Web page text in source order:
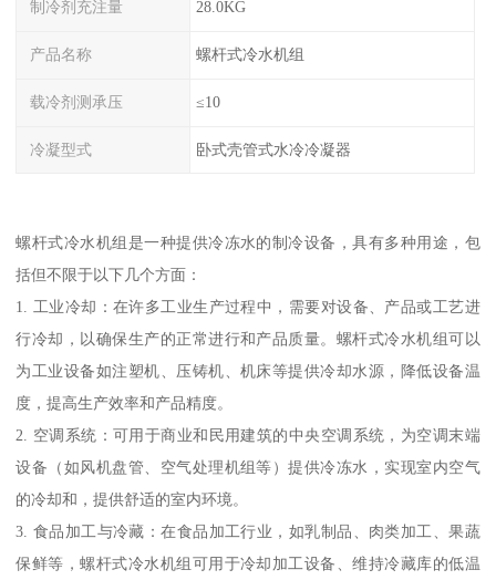
制冷剂充注量 28.0KG
产品名称 螺杆式冷水机组
载冷剂测承压 ≤10
冷凝型式 卧式壳管式水冷冷凝器
螺杆式冷水机组是一种提供冷冻水的制冷设备，具有多种用途，包
括但不限于以下几个方面：
1. 工业冷却：在许多工业生产过程中，需要对设备、产品或工艺进
行冷却，以确保生产的正常进行和产品质量。螺杆式冷水机组可以
为工业设备如注塑机、压铸机、机床等提供冷却水源，降低设备温
度，提高生产效率和产品精度。
2. 空调系统：可用于商业和民用建筑的中央空调系统，为空调末端
设备（如风机盘管、空气处理机组等）提供冷冻水，实现室内空气
的冷却和，提供舒适的室内环境。
3. 食品加工与冷藏：在食品加工行业，如乳制品、肉类加工、果蔬
保鲜等，螺杆式冷水机组可用于冷却加工设备、维持冷藏库的低温